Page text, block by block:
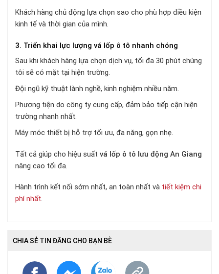
Khách hàng chủ động lựa chọn sao cho phù hợp điều kiện
kinh tế và thời gian của mình.
3. Triển khai lực lượng vá lốp ô tô nhanh chóng
Sau khi khách hàng lựa chọn dịch vụ, tối đa 30 phút chúng
tôi sẽ có mặt tại hiện trường.
Đội ngũ kỹ thuật lành nghề, kinh nghiệm nhiều năm.
Phương tiện do công ty cung cấp, đảm bảo tiếp cận hiện
trường nhanh nhất.
Máy móc thiết bị hỗ trợ tối ưu, đa năng, gọn nhẹ.
Tất cả giúp cho hiệu suất vá lốp ô tô lưu động An Giang
nâng cao tối đa.
Hành trình kết nối sớm nhất, an toàn nhất và tiết kiệm chi
phí nhất.
CHIA SẺ TIN ĐĂNG CHO BẠN BÈ